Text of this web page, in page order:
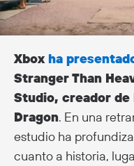
Xbox ha
Stranger Than
Studio, creador de
Dragon. En una
estudio ha
cuanto a historia,